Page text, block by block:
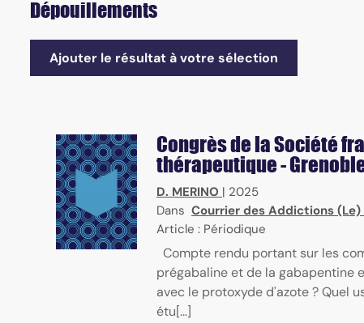
Dépouillements
Ajouter le résultat à votre sélection
Congrès de la Société
thérapeutique -
D. MERINO | 2025
Dans Courrier des Addictions
Article : Périodique
Compte rendu portant sur les
prégabaline et de la gabapentine
avec le protoxyde d'azote ? Quel
étu[...]